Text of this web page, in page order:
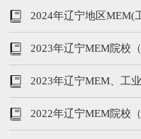
等）学制、专业、学费
2024年辽宁地区MEM(
制信息汇总
2023年辽宁MEM院校
等）学制、专业、学费
2023年辽宁MEM、工
招生方向与学费汇总
2022年辽宁MEM院校